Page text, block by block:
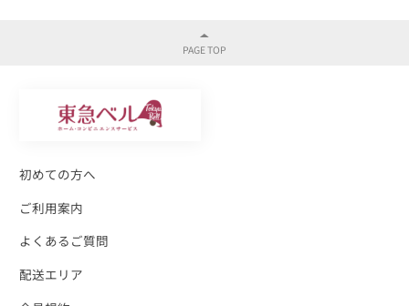
初めての方へ
ご利用案内
よくあるご質問
配送エリア